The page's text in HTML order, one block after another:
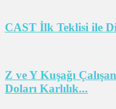
CAST İlk Teklisi ile
Z ve Y Kuşağı
Doları Karlılık...